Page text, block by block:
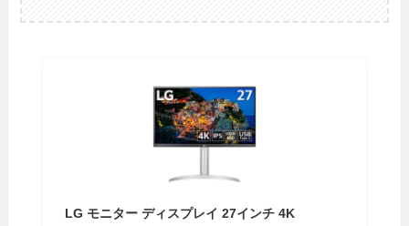
LG モニター ディスプレイ 27インチ 4K